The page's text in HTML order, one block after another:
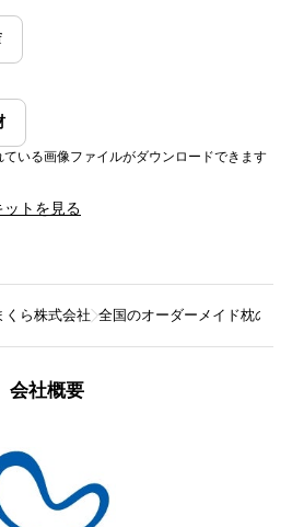
いる画像ファイルがダウンロードできます
トを見る
くら株式会社 全国のオーダーメイド枕の店
会社概要